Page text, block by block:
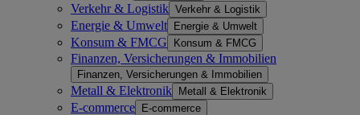
Verkehr & Logistik Verkehr & Logistik
Energie & Umwelt Energie & Umwelt
Konsum & FMCG Konsum & FMCG
Finanzen, Versicherungen & Immobilien
Finanzen, Versicherungen & Immobilien
Metall & Elektronik Metall & Elektronik
E-commerce E-commerce